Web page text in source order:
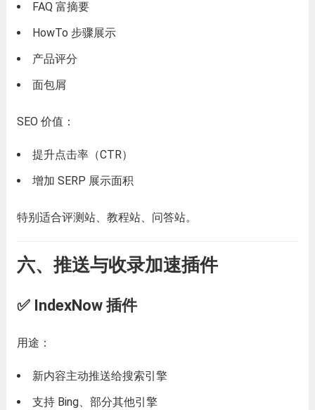
FAQ 富摘要
HowTo 步骤展示
产品评分
面包屑
SEO 价值：
提升点击率（CTR）
增加 SERP 展示面积
特别适合评测站、教程站、问答站。
六、推送与收录加速插件
✅ IndexNow 插件
用途：
新内容主动推送给搜索引擎
支持 Bing、部分其他引擎